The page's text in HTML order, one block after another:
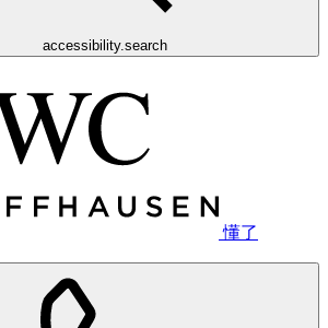
accessibility.search
懂了